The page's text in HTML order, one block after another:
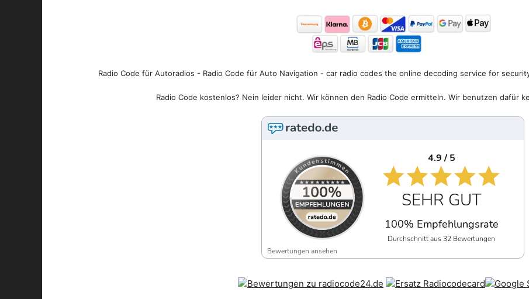
Radio Code für Autoradios - Radio Code für Auto Navigation - car radio codes the online decoding service for
Radio Code kostenlos? Nein leider nicht. Wir können den Radio Code ermitteln. Wir benutzen dafür
4.9 / 5
SEHR GUT
100% Empfehlungsrate
Durchschnitt aus 32 Bewertungen
Bewertungen ansehen